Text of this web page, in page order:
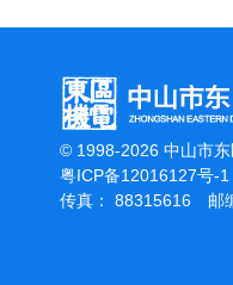
© 1998-2026 中山市东
粤ICP备12016127号-1
传真： 88315616 邮